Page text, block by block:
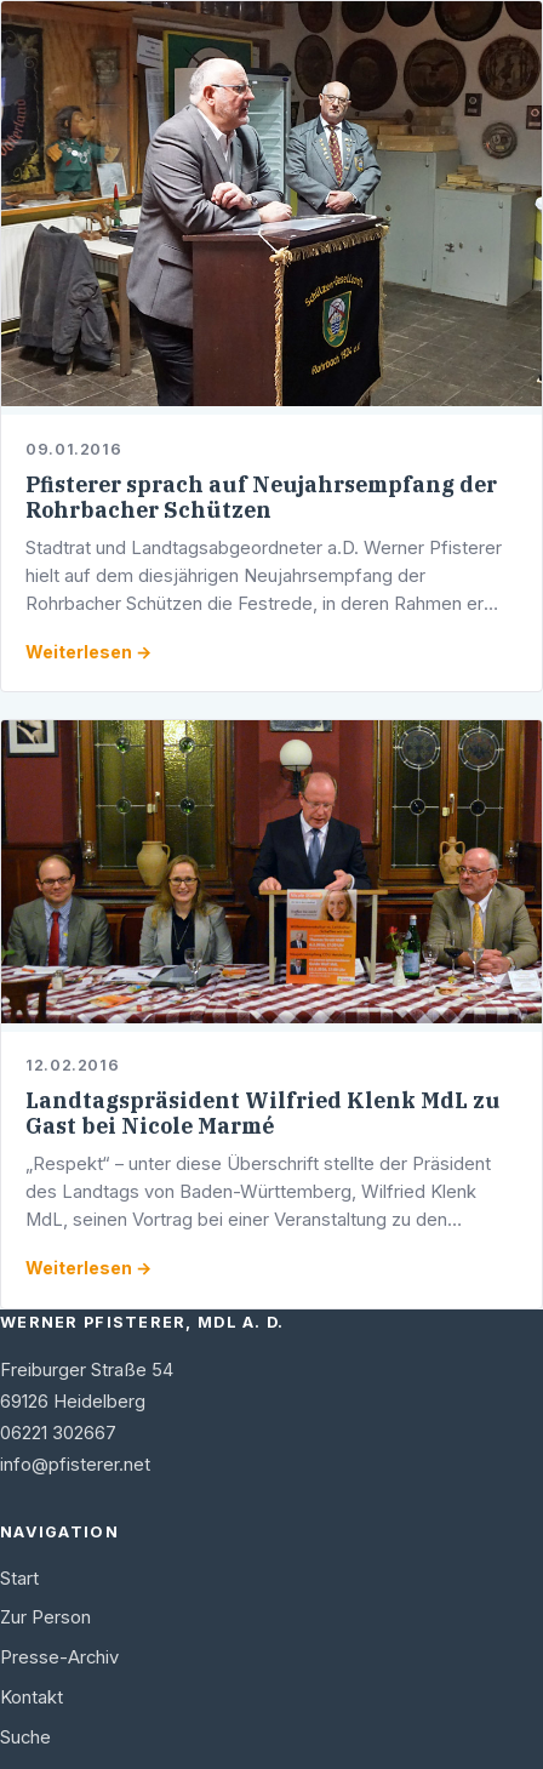
09.01.2016
Pfisterer sprach auf Neujahrsempfang der
Rohrbacher Schützen
Stadtrat und Landtagsabgeordneter a.D. Werner Pfisterer
hielt auf dem diesjährigen Neujahrsempfang der
Rohrbacher Schützen die Festrede, in deren Rahmen er
Weiterlesen →
12.02.2016
Landtagspräsident Wilfried Klenk MdL zu
Gast bei Nicole Marmé
„Respekt“ – unter diese Überschrift stellte der Präsident
des Landtags von Baden-Württemberg, Wilfried Klenk
MdL, seinen Vortrag bei einer Veranstaltung zu den
Worten …
Weiterlesen →
WERNER PFISTERER, MDL A. D.
Freiburger Straße 54
69126 Heidelberg
06221 302667
info@pfisterer.net
NAVIGATION
Start
Zur Person
Presse-Archiv
Kontakt
Suche